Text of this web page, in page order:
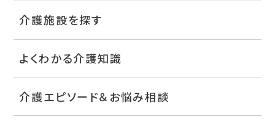
介護施設を探す
よくわかる介護知識
介護エピソード＆お悩み相談